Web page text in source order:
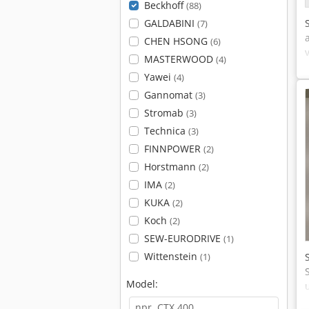
Beckhoff(88)
GALDABINI (7)
CHEN HSONG (6)
MASTERWOOD (4)
Yawei (4)
Gannomat (3)
Stromab (3)
Technica (3)
FINNPOWER (2)
Horstmann (2)
IMA (2)
KUKA (2)
Koch (2)
SEW-EURODRIVE (1)
Wittenstein (1)
Model: